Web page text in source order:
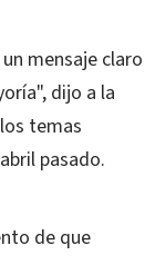
mensaje claro
dijo a la
temas
pasado.
de que